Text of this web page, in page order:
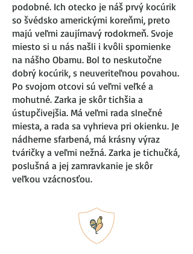
podobné. Ich otecko je náš prvý kocúrik
so švédsko americkými koreňmi, preto
majú veľmi zaujímavý rodokmeň. Svoje
miesto si u nás našli i kvôli spomienke
na nášho Obamu. Bol to neskutočne
dobrý kocúrik, s neuveriteľnou povahou.
Po svojom otcovi sú veľmi veľké a
mohutné. Zarka je skôr tichšia a
ústupčivejšia. Má veľmi rada slnečné
miesta, a rada sa vyhrieva pri okienku. Je
nádherne sfarbená, má krásny výraz
tváričky a veľmi nežná. Zarka je tichučká,
poslušná a jej zamravkanie je skôr
veľkou vzácnosťou.